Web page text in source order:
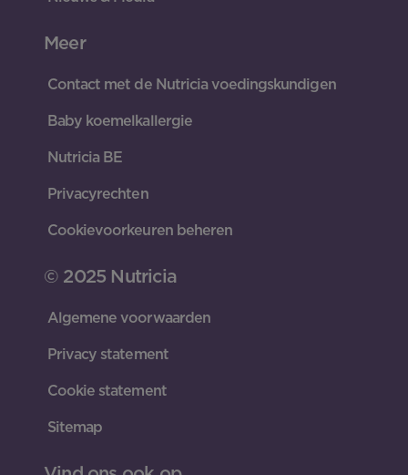
Meer
Contact met de Nutricia voedingskundigen
Baby koemelkallergie
Nutricia BE
Privacyrechten
Cookievoorkeuren beheren
© 2025 Nutricia
Algemene voorwaarden
Privacy statement
Cookie statement
Sitemap